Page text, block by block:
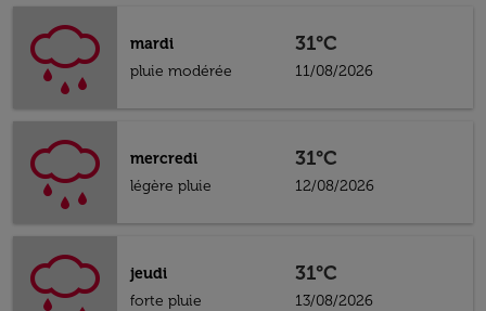
mardi
pluie modérée
31°C
11/08/2026
mercredi
légère pluie
31°C
12/08/2026
jeudi
forte pluie
31°C
13/08/2026